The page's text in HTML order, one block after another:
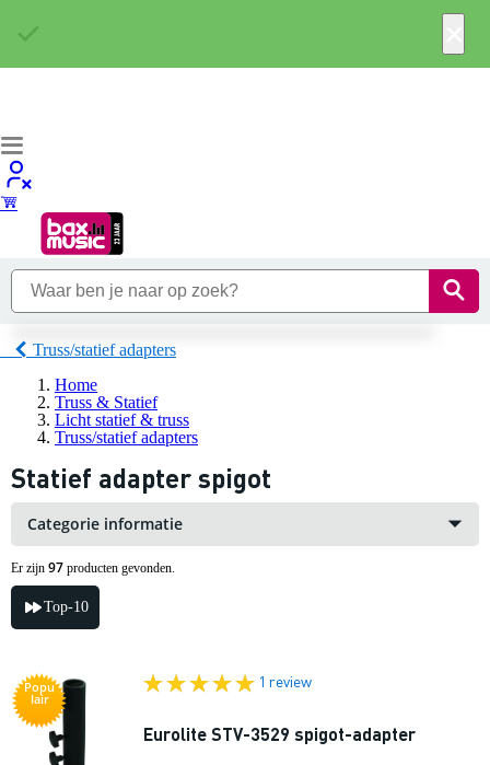
Truss/statief adapters
Home
Truss & Statief
Licht statief & truss
Truss/statief adapters
Statief adapter spigot
Categorie informatie
Er zijn 97 producten gevonden.
Top-10
Popu
lair
1 review
Eurolite STV-3529 spigot-adapter